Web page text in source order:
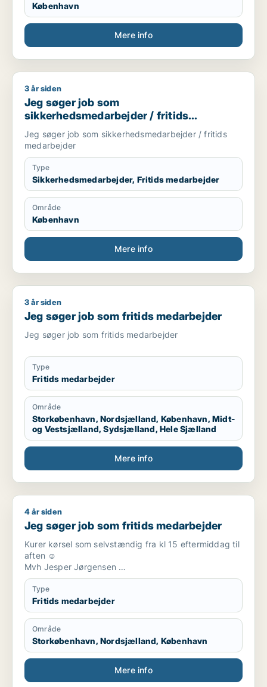
København
Mere info
Jeg søger job som sikkerhedsmedarbejder / fritids
3 år siden
Jeg søger job som
sikkerhedsmedarbejder / fritids
medarbejder
Jeg søger job som sikkerhedsmedarbejder / fritids
medarbejder
Type
Sikkerhedsmedarbejder, Fritids medarbejder
Område
København
Mere info
Jeg søger job som fritids medarbejder
3 år siden
Jeg søger job som fritids medarbejder
Jeg søger job som fritids medarbejder
Type
Fritids medarbejder
Område
Storkøbenhavn, Nordsjælland, København, Midt-
og Vestsjælland, Sydsjælland, Hele Sjælland
Mere info
Jeg søger job som fritids medarbejder
4 år siden
Jeg søger job som fritids medarbejder
Kurer kørsel som selvstændig fra kl 15 eftermiddag til
aften ☺️
Mvh Jesper Jørgensen
Tlf [xxxxx]
Type
Fritids medarbejder
Område
Storkøbenhavn, Nordsjælland, København
Mere info